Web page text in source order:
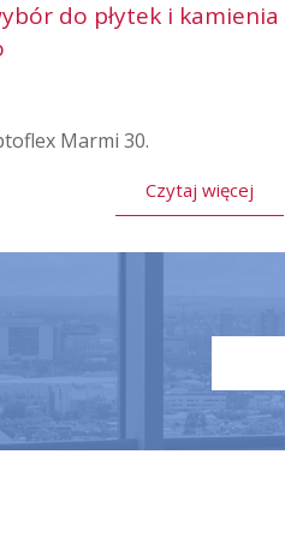
do płytek i kamienia
Marmi 30.
Czytaj więcej